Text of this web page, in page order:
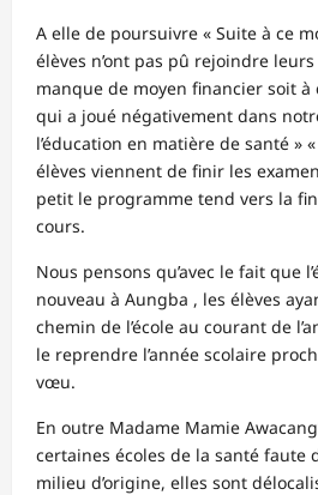
A elle de poursuivre « Suite à ce
élèves n’ont pas pû rejoindre
manque de moyen financier soit à
qui a joué négativement dans
l’éducation en matière de santé »
élèves viennent de finir les
petit le programme tend vers la fin
cours.
Nous pensons qu’avec le fait que
nouveau à Aungba , les élèves
chemin de l’école au courant de
le reprendre l’année scolaire
vœu.
En outre Madame Mamie
certaines écoles de la santé faute
milieu d’origine, elles sont